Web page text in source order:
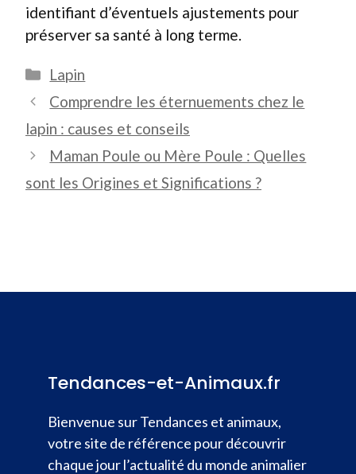
identifiant d’éventuels ajustements pour
préserver sa santé à long terme.
Catégories
Lapin
Comprendre les éternuements chez le
lapin : causes et conseils
Maman Poule ou Mère Poule : Quelles
sont les Origines et Significations ?
Tendances-et-Animaux.fr
Bienvenue sur Tendances et animaux,
votre site de référence pour découvrir
chaque jour l’actualité du monde animalier